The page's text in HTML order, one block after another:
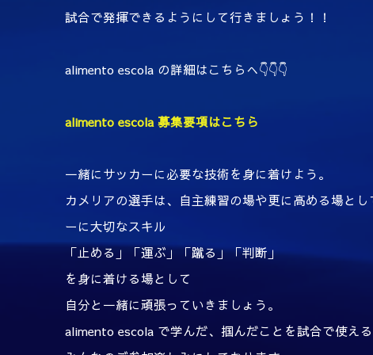
試合で発揮できるようにして行きましょう！！
alimento escola の詳細はこちらへ👇👇👇
alimento escola 募集要項はこちら
一緒にサッカーに必要な技術を身に着けよう。
カメリアの選手は、自主練習の場や更に高める場と
ーに大切なスキル
「止める」「運ぶ」「蹴る」「判断」
を身に着ける場として
自分と一緒に頑張っていきましょう。
alimento escola で学んだ、掴んだことを試合で使え